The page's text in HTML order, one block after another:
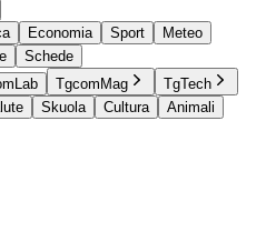
Economia Sport
Meteo
Schede
TgcomMag
TgTech
Skuola Cultura
Animali